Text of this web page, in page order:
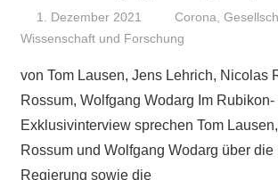
1. Dezember 2021 Niki Vogt
Corona ,
Wissenschaft und Forschung
von Tom Lausen, Jens Lehrich, Nicolas
Rossum, Wolfgang Wodarg Im Rubikon-
Exklusivinterview sprechen Tom
Rossum und Wolfgang Wodarg über die
Regierung sowie die